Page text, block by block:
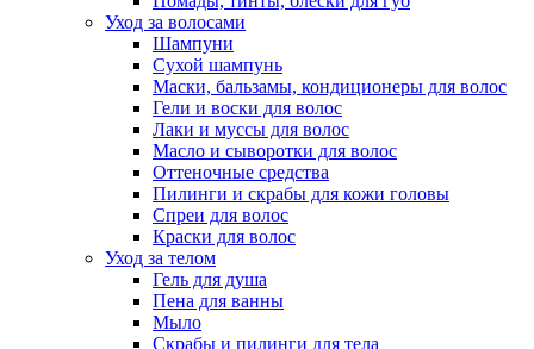
Уход за волосами
Шампуни
Сухой шампунь
Маски, бальзамы, кондиционеры для волос
Гели и воски для волос
Лаки и муссы для волос
Масло и сыворотки для волос
Оттеночные средства
Пилинги и скрабы для кожи головы
Спреи для волос
Краски для волос
Уход за телом
Гель для душа
Пена для ванны
Мыло
Скрабы и пилинги для тела